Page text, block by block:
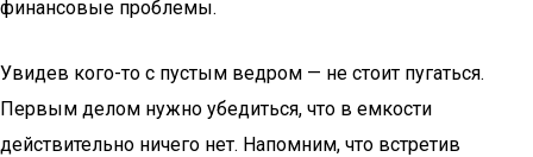
финансовые проблемы.
Увидев кого-то с пустым ведром — не стоит пугаться.
Первым делом нужно убедиться, что в емкости
действительно ничего нет. Напомним, что встретив